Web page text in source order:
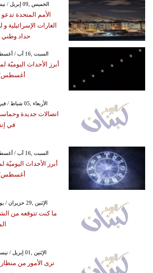
GMT 01:33 2026 الخميس ,09 إبريل / نيسان
الأمم المتحدة
الغارات الإسرائيلية
حداد وطني
GMT 02:38 2025 السبت ,16 آب / أغسطس
أبرز الأحداث اليوميّة
أغسطس/ آب
GMT 10:28 2020 الأربعاء ,05 شباط / فبراير
اتصالات جديدة
في
GMT 02:47 2025 السبت ,16 آب / أغسطس
أبرز الأحداث
أغسطس/ آب
GMT 13:20 2020 الإثنين ,29 حزيران / يونيو
ما كنت تتوقعه من
GMT 12:05 2019 الإثنين ,01 إبريل / نيسان
ترى الأمور من